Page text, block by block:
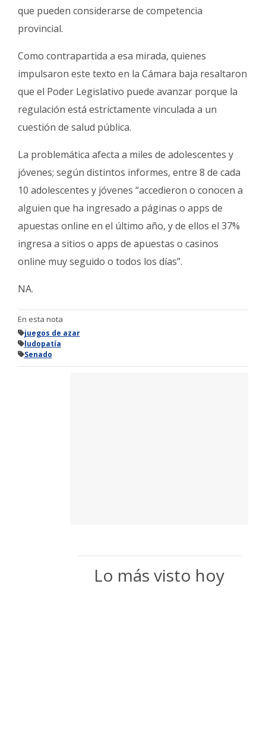
que pueden considerarse de competencia
provincial.
Como contrapartida a esa mirada, quienes
impulsaron este texto en la Cámara baja resaltaron
que el Poder Legislativo puede avanzar porque la
regulación está estrictamente vinculada a un
cuestión de salud pública.
La problemática afecta a miles de adolescentes y
jóvenes; según distintos informes, entre 8 de cada
10 adolescentes y jóvenes “accedieron o conocen a
alguien que ha ingresado a páginas o apps de
apuestas online en el último año, y de ellos el 37%
ingresa a sitios o apps de apuestas o casinos
online muy seguido o todos los días”.
NA.
En esta nota
juegos de azar
ludopatía
Senado
Lo más visto hoy